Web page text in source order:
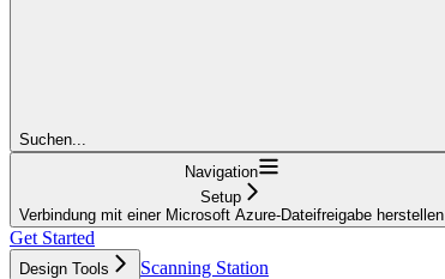
Suchen...
Navigation
Setup
Verbindung mit einer Microsoft Azure-Dateifreigabe herstellen
Get Started
Design Tools
Scanning Station